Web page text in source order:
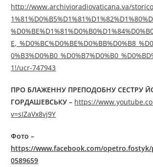
http://www.archivioradiovaticana.va/
1!/ucr-747943
ПРО БЛАЖЕННУ ПРЕПОДОБНУ СЕСТРУ
ГОРДАШЕВСЬКУ – https://
v=sIZaVx8vj9Y
Фото –
https://www.facebook.com/opetro.fostyk/
0589659